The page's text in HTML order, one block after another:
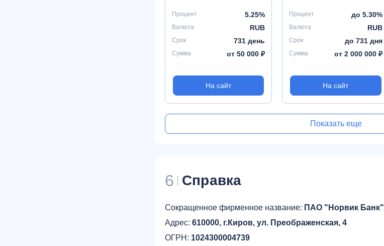
Процент 5.25%
Валюта RUB
Срок 731 день
Сумма от 50 000 ₽
На сайт
Процент до 5.30%
Валюта RUB
Срок до 731 дня
Сумма от 2 000 000 ₽
На сайт
Показать еще
6 Справка
Сокращенное фирменное название: ПАО "Норвик Банк"
Адрес: 610000, г.Киров, ул. Преображенская, 4
ОГРН: 1024300004739